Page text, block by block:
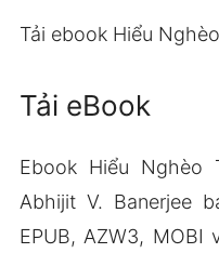
Tải ebook Hiểu
Tải eBook
Ebook Hiểu
Abhijit V. Banerjee
EPUB, AZW3,